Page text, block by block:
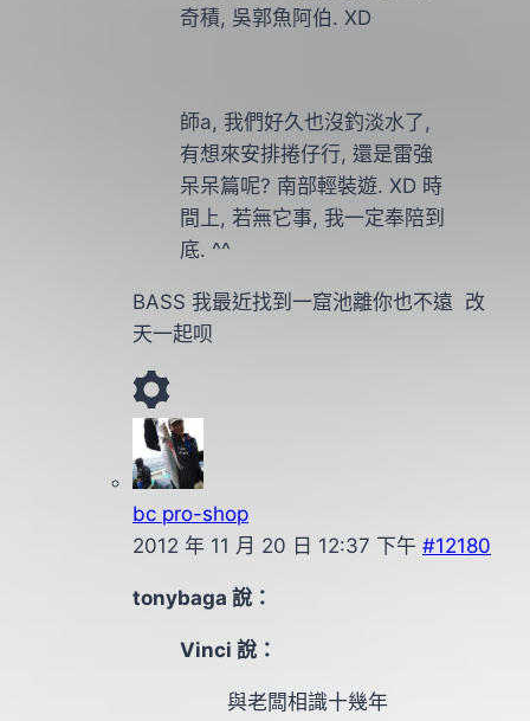
奇積, 吳郭魚阿伯. XD
師a, 我們好久也沒釣淡水了,
有想來安排捲仔行, 還是雷強
呆呆篇呢? 南部輕裝遊. XD 時
間上, 若無它事, 我一定奉陪到
底. ^^
BASS 我最近找到一窟池離你也不遠 改
天一起呗
bc pro-shop
2012 年 11 月 20 日 12:37 下午 #12180
tonybaga 說：
Vinci 說：
與老闆相識十幾年